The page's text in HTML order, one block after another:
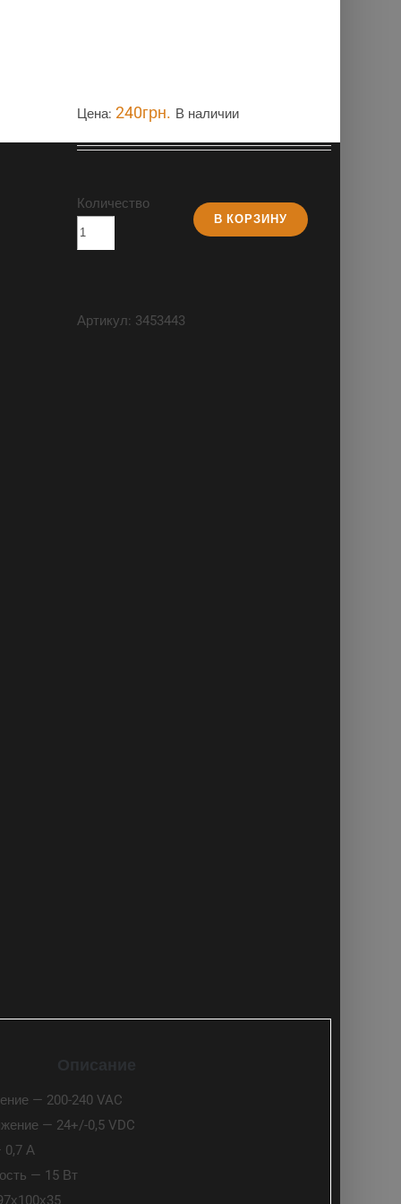
Цена:240грн. В наличии
Количество
В КОРЗИНУ
Артикул: 3453443
Описание
— 200-240 VAC
— 24+/-0,5 VDC
0,7 А
— 15 Вт